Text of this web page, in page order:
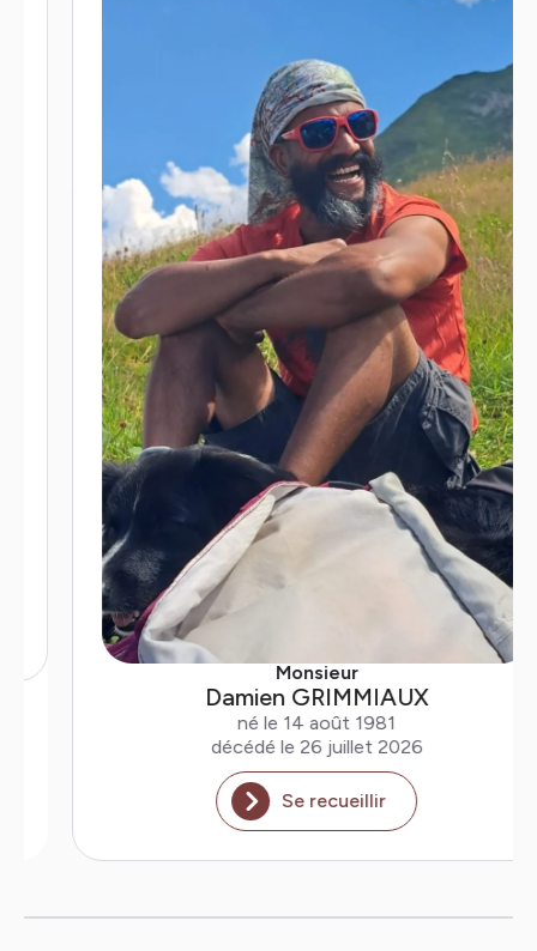
Monsieur
Damien GRIMMIAUX
né le 14 août 1981
décédé le 26 juillet 2026
Se recueillir